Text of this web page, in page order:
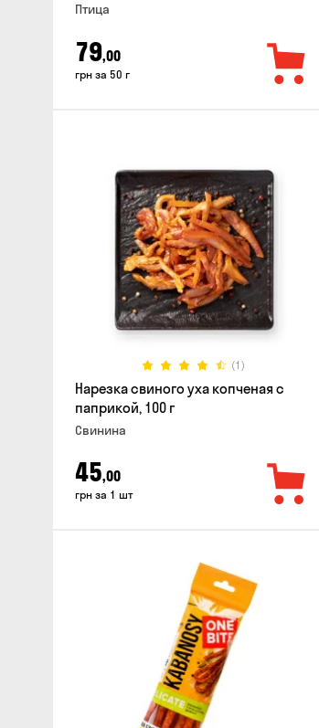
Птица
79,00
грн за 50 г
(1)
Нарезка свиного уха копченая с
паприкой, 100 г
Свинина
45,00
грн за 1 шт